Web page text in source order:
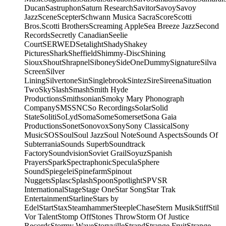
DucanSastruphonSaturn ResearchSavitorSavoySavoy
JazzSceneScepterSchwann Musica SacraScoreScotti
Bros.Scotti BrothersScreaming AppleSea Breeze JazzSecond
RecordsSecretly CanadianSeelie
CourtSERWEDSetalightShadyShakey
PicturesSharkSheffieldShimmy-DiscShining
SiouxShoutShrapnelSiboneySideOneDummySignatureSilva
ScreenSilver
LiningSilvertoneSinSinglebrookSintezSireSireenaSituation
TwoSkySlashSmashSmith Hyde
ProductionsSmithsonianSmoky Mary Phonograph
CompanySMSSNCSo RecordingsSolarSolid
StateSolitiSoLydSomaSomeSomersetSona Gaia
ProductionsSonetSonovoxSonySony ClassicalSony
MusicSOSSoulSoul JazzSoul NoteSound AspectsSounds Of
SubterraniaSounds SuperbSoundtrack
FactorySoundvisionSoviet GrailSoyuzSpanish
PrayersSparkSpectraphonicSpeculaSphere
SoundSpiegeleiSpinefarmSpinout
NuggetsSplascSplashSpoonSpotlightSPVSR
InternationalStageStage OneStar SongStar Trak
EntertainmentStarlineStars by
EdelStartStaxSteamhammerSteepleChaseStern MusikStiffStil
Vor TalentStomp OffStones ThrowStorm Of Justice